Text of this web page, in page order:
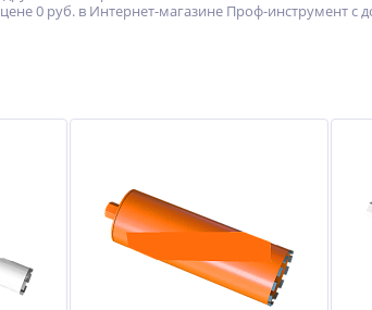
0 руб. в Интернет-магазине Проф-инструмент с